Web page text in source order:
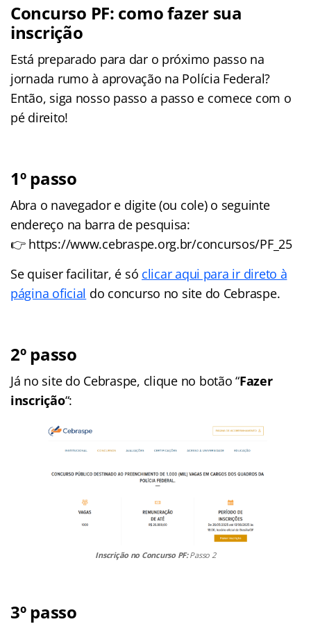
Concurso PF: como fazer sua
inscrição
Está preparado para dar o próximo passo na
jornada rumo à aprovação na Polícia Federal?
Então, siga nosso passo a passo e comece com o
pé direito!
1º passo
Abra o navegador e digite (ou cole) o seguinte
endereço na barra de pesquisa:
👉 https://www.cebraspe.org.br/concursos/PF_25
Se quiser facilitar, é só clicar aqui para ir direto à
página oficial do concurso no site do Cebraspe.
2º passo
Já no site do Cebraspe, clique no botão “Fazer
inscrição“:
Inscrição no Concurso PF:Passo 2
3º passo